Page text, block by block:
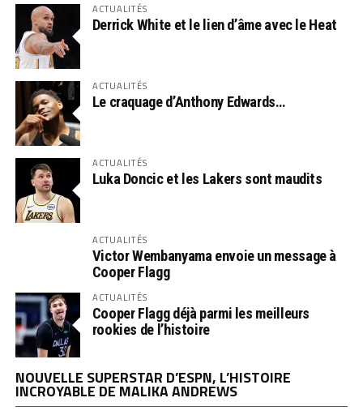
ACTUALITÉS
Derrick White et le lien d’âme avec le Heat
ACTUALITÉS
Le craquage d’Anthony Edwards…
ACTUALITÉS
Luka Doncic et les Lakers sont maudits
ACTUALITÉS
Victor Wembanyama envoie un message à
Cooper Flagg
ACTUALITÉS
Cooper Flagg déjà parmi les meilleurs
rookies de l’histoire
NOUVELLE SUPERSTAR D’ESPN, L’HISTOIRE
INCROYABLE DE MALIKA ANDREWS